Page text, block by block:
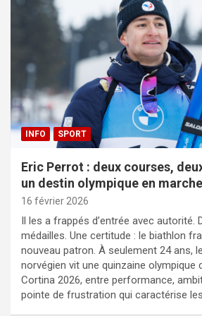
INFO SPORT
Eric Perrot : deux courses,
un destin olympique en marche
16 février 2026
Il les a frappés d’entrée avec autorité.
médailles. Une certitude : le biathlon
nouveau patron. À seulement 24 ans,
norvégien vit une quinzaine olympique
Cortina 2026, entre performance,
pointe de frustration qui caractérise